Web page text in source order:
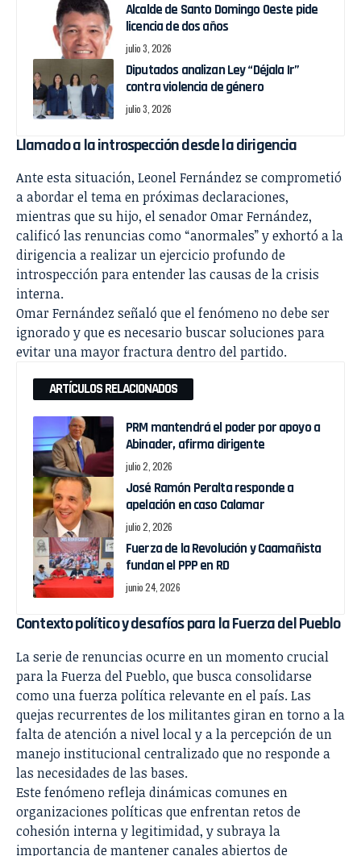
Alcalde de Santo Domingo Oeste pide
licencia de dos años
julio 3, 2026
Diputados analizan Ley “Déjala Ir”
contra violencia de género
julio 3, 2026
Llamado a la introspección desde la dirigencia
Ante esta situación, Leonel Fernández se comprometió
a abordar el tema en próximas declaraciones,
mientras que su hijo, el senador Omar Fernández,
calificó las renuncias como “anormales” y exhortó a la
dirigencia a realizar un ejercicio profundo de
introspección para entender las causas de la crisis
interna.
Omar Fernández señaló que el fenómeno no debe ser
ignorado y que es necesario buscar soluciones para
evitar una mayor fractura dentro del partido.
ARTÍCULOS RELACIONADOS
PRM mantendrá el poder por apoyo a
Abinader, afirma dirigente
julio 2, 2026
José Ramón Peralta responde a
apelación en caso Calamar
julio 2, 2026
Fuerza de la Revolución y Caamañista
fundan el PPP en RD
junio 24, 2026
Contexto político y desafíos para la Fuerza del Pueblo
La serie de renuncias ocurre en un momento crucial
para la Fuerza del Pueblo, que busca consolidarse
como una fuerza política relevante en el país. Las
quejas recurrentes de los militantes giran en torno a la
falta de atención a nivel local y a la percepción de un
manejo institucional centralizado que no responde a
las necesidades de las bases.
Este fenómeno refleja dinámicas comunes en
organizaciones políticas que enfrentan retos de
cohesión interna y legitimidad, y subraya la
importancia de mantener canales abiertos de